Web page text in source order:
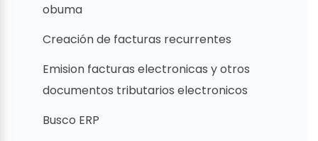
obuma
Creación de facturas recurrentes
Emision facturas electronicas y otros
documentos tributarios electronicos
Busco ERP